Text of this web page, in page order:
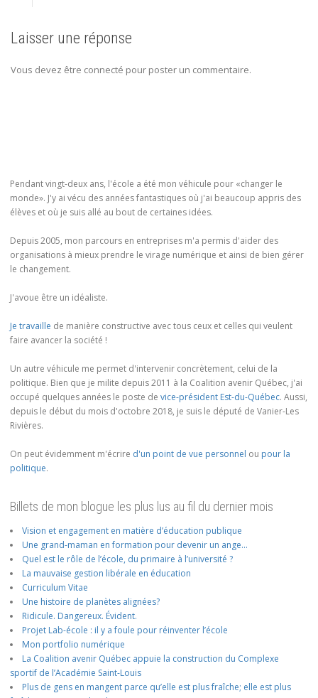
Laisser une réponse
Vous devez être connecté pour poster un commentaire.
Pendant vingt-deux ans, l'école a été mon véhicule pour «changer le
monde». J'y ai vécu des années fantastiques où j'ai beaucoup appris des
élèves et où je suis allé au bout de certaines idées.
Depuis 2005, mon parcours en entreprises m'a permis d'aider des
organisations à mieux prendre le virage numérique et ainsi de bien gérer
le changement.
J'avoue être un idéaliste.
Je travaille de manière constructive avec tous ceux et celles qui veulent
faire avancer la société !
Un autre véhicule me permet d'intervenir concrètement, celui de la
politique. Bien que je milite depuis 2011 à la Coalition avenir Québec, j'ai
occupé quelques années le poste de vice-président Est-du-Québec. Aussi,
depuis le début du mois d'octobre 2018, je suis le député de Vanier-Les
Rivières.
On peut évidemment m'écrire d'un point de vue personnel ou pour la
politique.
Billets de mon blogue les plus lus au fil du dernier mois
Vision et engagement en matière d’éducation publique
Une grand-maman en formation pour devenir un ange…
Quel est le rôle de l’école, du primaire à l’université ?
La mauvaise gestion libérale en éducation
Curriculum Vitae
Une histoire de planètes alignées?
Ridicule. Dangereux. Évident.
Projet Lab-école : il y a foule pour réinventer l’école
Mon portfolio numérique
La Coalition avenir Québec appuie la construction du Complexe
sportif de l’Académie Saint-Louis
Plus de gens en mangent parce qu’elle est plus fraîche; elle est plus